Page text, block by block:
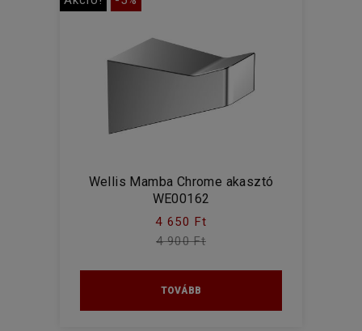
Wellis Mamba Chrome akasztó
WE00162
4 650 Ft
4 900 Ft
TOVÁBB